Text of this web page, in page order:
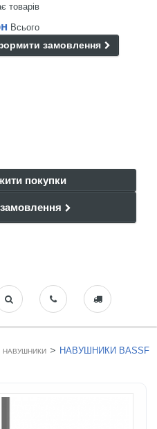
товарів
Всього
замовлення
покупки
НАВУШНИКИ > НАВУШНИКИ BASSF